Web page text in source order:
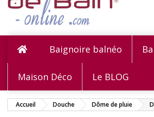
Baignoire balnéo
Maison Déco Le BLOG
Accueil Douche Dôme de pluie